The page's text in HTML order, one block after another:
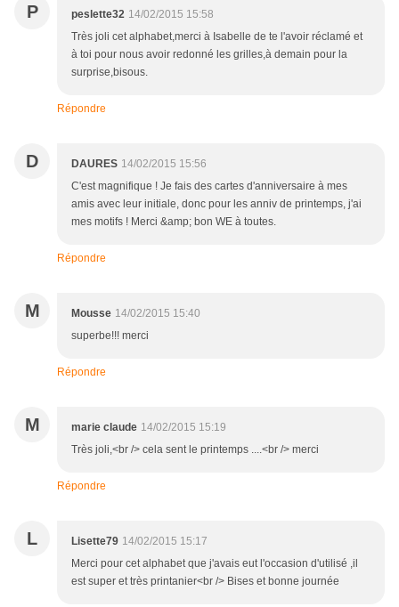
P peslette32 14/02/2015 15:58
Très joli cet alphabet,merci à Isabelle de te l'avoir réclamé et
à toi pour nous avoir redonné les grilles,à demain pour la
surprise,bisous.
Répondre
D DAURES 14/02/2015 15:56
C'est magnifique ! Je fais des cartes d'anniversaire à mes
amis avec leur initiale, donc pour les anniv de printemps, j'ai
mes motifs ! Merci &amp; bon WE à toutes.
Répondre
M Mousse 14/02/2015 15:40
superbe!!! merci
Répondre
M marie claude 14/02/2015 15:19
Très joli,<br /> cela sent le printemps ....<br /> merci
Répondre
L Lisette79 14/02/2015 15:17
Merci pour cet alphabet que j'avais eut l'occasion d'utilisé ,il
est super et très printanier<br /> Bises et bonne journée